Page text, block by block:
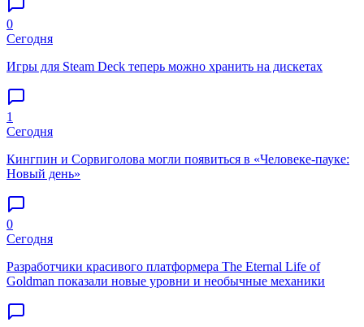
0
Сегодня
Игры для Steam Deck теперь можно хранить на дискетах
1
Сегодня
Кингпин и Сорвиголова могли появиться в «Человеке-пауке:
Новый день»
0
Сегодня
Разработчики красивого платформера The Eternal Life of
Goldman показали новые уровни и необычные механики